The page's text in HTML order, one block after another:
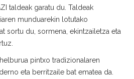
taldeak garatu du. Taldeak
munduarekin lotutako
sortu du, sormena, ekintzailetza eta
pintxo tradizionalaren
eta berritzaile bat ematea da.